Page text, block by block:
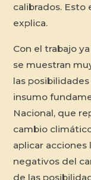
calibrados. Esto
explica.
Con el trabajo
se muestran
las
insumo
Nacional, que
cambio
aplicar
negativos del
de las